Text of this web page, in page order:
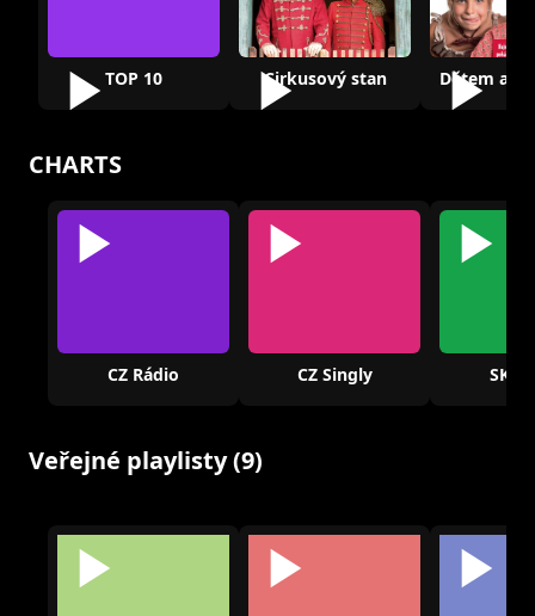
TOP 10 Cirkusový stan
CHARTS
CZ Rádio CZ Singly SK
Veřejné playlisty (9)